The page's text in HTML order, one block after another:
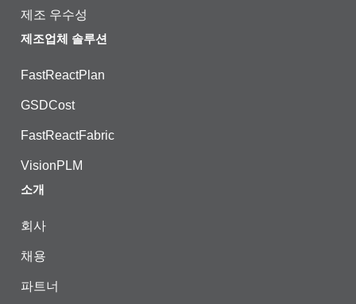
제조 우수성
제조업체 솔루션
FastReactPlan
GSDCost
FastReactFabric
VisionPLM
소개
회사
채용
파트너